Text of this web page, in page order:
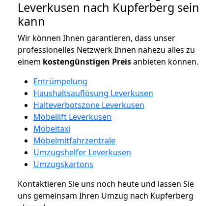
Leverkusen nach Kupferberg sein
kann
Wir können Ihnen garantieren, dass unser
professionelles Netzwerk Ihnen nahezu alles zu
einem kostengünstigen Preisanbieten können.
Entrümpelung
Haushaltsauflösung Leverkusen
Halteverbotszone Leverkusen
Möbellift Leverkusen
Möbeltaxi
Möbelmitfahrzentrale
Umzugshelfer Leverkusen
Umzugskartons
Kontaktieren Sie uns noch heute und lassen Sie
uns gemeinsam Ihren Umzug nach Kupferberg